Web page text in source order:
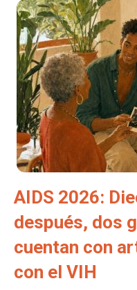
AIDS 2026:
después, dos
cuentan con
con el VIH